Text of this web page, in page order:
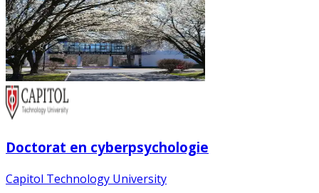
Doctorat en cyberpsychologie
Capitol Technology University